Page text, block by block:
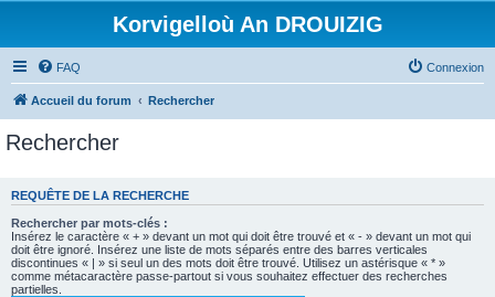
Korvigelloù An DROUIZIG
FAQ Connexion
Accueil du forum Rechercher
Rechercher
REQUÊTE DE LA RECHERCHE
Rechercher par mots-clés :
Insérez le caractère « + » devant un mot qui doit être trouvé et « - » devant un mot qui
doit être ignoré. Insérez une liste de mots séparés entre des barres verticales
discontinues « | » si seul un des mots doit être trouvé. Utilisez un astérisque « * »
comme métacaractère passe-partout si vous souhaitez effectuer des recherches
partielles.